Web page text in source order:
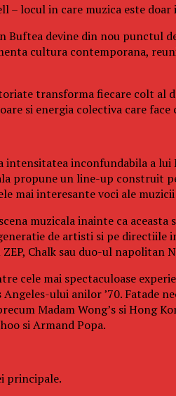
– locul in care muzica este
Buftea devine din nou
cultura contemporana,
transforma fiecare colt
si energia colectiva care face
intensitatea inconfundabila a
propune un line-up
mai interesante voci ale
muzicala inainte ca
de artisti si pe directiile
Chalk sau duo-ul napolitan
cele mai spectaculoase
ului anilor ’70. Fatade
Madam Wong’s si Hong
si Armand Popa.
principale.